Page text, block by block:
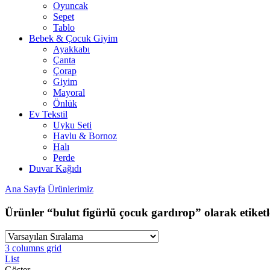
Oyuncak
Sepet
Tablo
Bebek & Çocuk Giyim
Ayakkabı
Çanta
Çorap
Giyim
Mayoral
Önlük
Ev Tekstil
Uyku Seti
Havlu & Bornoz
Halı
Perde
Duvar Kağıdı
Ana Sayfa Ürünlerimiz
Ürünler “bulut figürlü çocuk gardırop” olarak
3 columns grid
List